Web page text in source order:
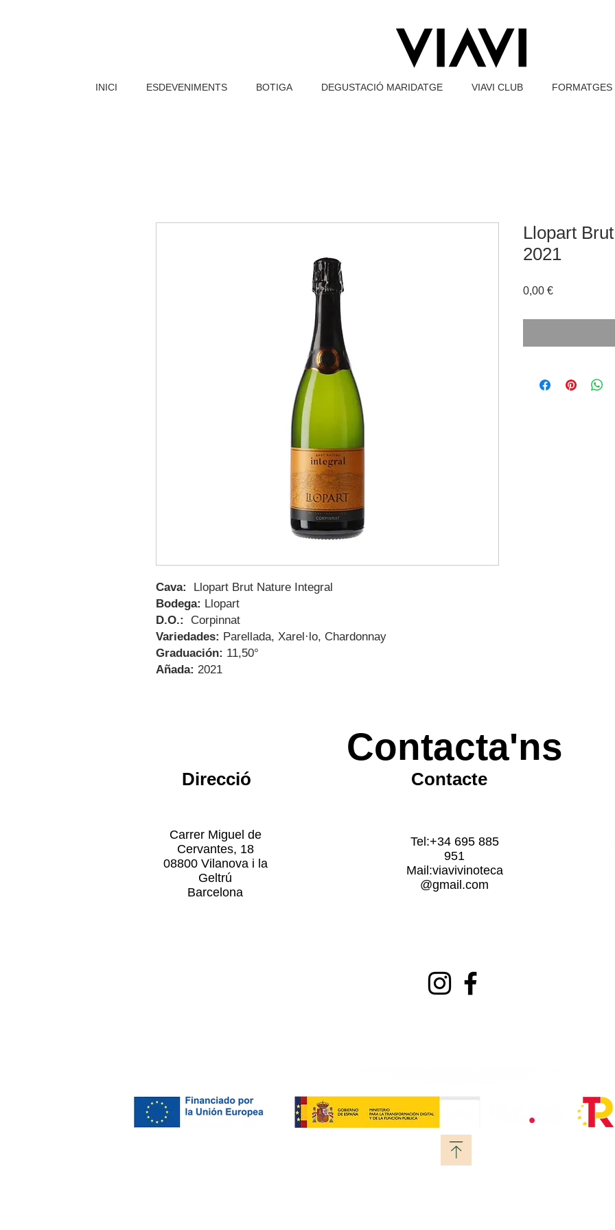
INICI ESDEVENIMENTS BOTIGA DEGUSTACIÓ MARIDATGE VIAVI CLUB
Cava:
Llopart Brut Nature Integral
Bodega: Llopart
D.O.: Corpinnat
Variedades: Parellada, Xarel·lo, Chardonnay
Graduación: 11,50°
Añada: 2021
Llopart
2021
0,00 €Price
Contacta'ns
Direcció
Carrer Miguel de
Cervantes, 18
08800 Vilanova i la
Geltrú
Barcelona
Contacte
Tel:+34 695 885
951
Mail:viavivinoteca
@gmail.com